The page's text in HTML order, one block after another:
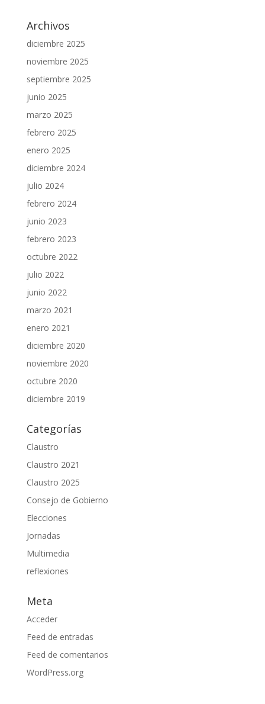
Archivos
diciembre 2025
noviembre 2025
septiembre 2025
junio 2025
marzo 2025
febrero 2025
enero 2025
diciembre 2024
julio 2024
febrero 2024
junio 2023
febrero 2023
octubre 2022
julio 2022
junio 2022
marzo 2021
enero 2021
diciembre 2020
noviembre 2020
octubre 2020
diciembre 2019
Categorías
Claustro
Claustro 2021
Claustro 2025
Consejo de Gobierno
Elecciones
Jornadas
Multimedia
reflexiones
Meta
Acceder
Feed de entradas
Feed de comentarios
WordPress.org